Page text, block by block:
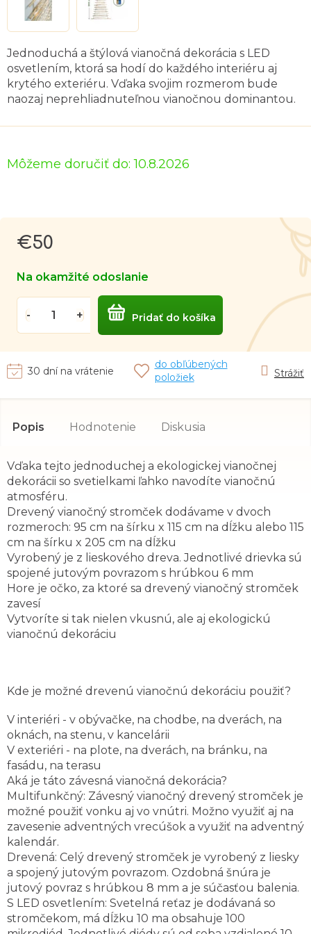
Môžeme doručiť do: 10.8.2026
Jednoduchá a štýlová vianočná dekorácia s LED
osvetlením, ktorá sa hodí do každého interiéru aj
krytého exteriéru. Vďaka svojim rozmerom bude
naozaj neprehliadnuteľnou vianočnou dominantou.
€50
Na okamžité odoslanie
Pridať do košíka
30 dní na vrátenie
do obľúbených
položiek
Strážiť
Popis Hodnotenie Diskusia
Vďaka tejto jednoduchej a ekologickej vianočnej
dekorácii so svetielkami ľahko navodíte vianočnú
atmosféru.
Drevený vianočný stromček dodávame v dvoch
rozmeroch: 95 cm na šírku x 115 cm na dĺžku alebo 115
cm na šírku x 205 cm na dĺžku
Vyrobený je z lieskového dreva. Jednotlivé drievka sú
spojené jutovým povrazom s hrúbkou 6 mm
Hore je očko, za ktoré sa drevený vianočný stromček
zavesí
Vytvoríte si tak nielen vkusnú, ale aj ekologickú
vianočnú dekoráciu
Kde je možné drevenú vianočnú dekoráciu použiť?
V interiéri - v obývačke, na chodbe, na dverách, na
oknách, na stenu, v kancelárii
V exteriéri - na plote, na dverách, na bránku, na
fasádu, na terasu
Aká je táto závesná vianočná dekorácia?
Multifunkčný: Závesný vianočný drevený stromček je
možné použiť vonku aj vo vnútri. Možno využiť aj na
zavesenie adventných vrecúšok a využiť na adventný
kalendár.
Drevená: Celý drevený stromček je vyrobený z liesky
a spojený jutovým povrazom. Ozdobná šnúra je
jutový povraz s hrúbkou 8 mm a je súčasťou balenia.
S LED osvetlením: Svetelná reťaz je dodávaná so
stromčekom, má dĺžku 10 ma obsahuje 100